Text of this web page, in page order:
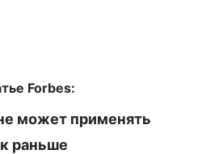
Forbes:
может применять
раньше